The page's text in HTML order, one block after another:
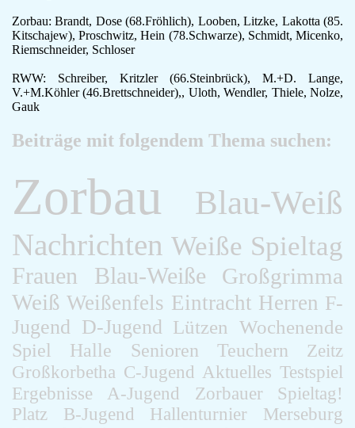
Zorbau: Brandt, Dose (68.Fröhlich), Looben, Litzke, Lakotta (85.
Kitschajew), Proschwitz, Hein (78.Schwarze), Schmidt, Micenko,
Riemschneider, Schloser
RWW: Schreiber, Kritzler (66.Steinbrück), M.+D. Lange,
V.+M.Köhler (46.Brettschneider),, Uloth, Wendler, Thiele, Nolze,
Gauk
Beiträge mit folgendem Thema suchen:
Zorbau Blau-Weiß
Nachrichten Weiße Spieltag
Frauen Blau-Weiße
Großgrimma
Weiß Weißenfels Eintracht Herren F-
Jugend D-Jugend Lützen Wochenende
Spiel
Halle Senioren Teuchern
Zeitz
Großkorbetha C-Jugend Aktuelles Testspiel
Ergebnisse
A-Jugend Zorbauer
Spieltag!
Platz
B-Jugend Hallenturnier
Merseburg